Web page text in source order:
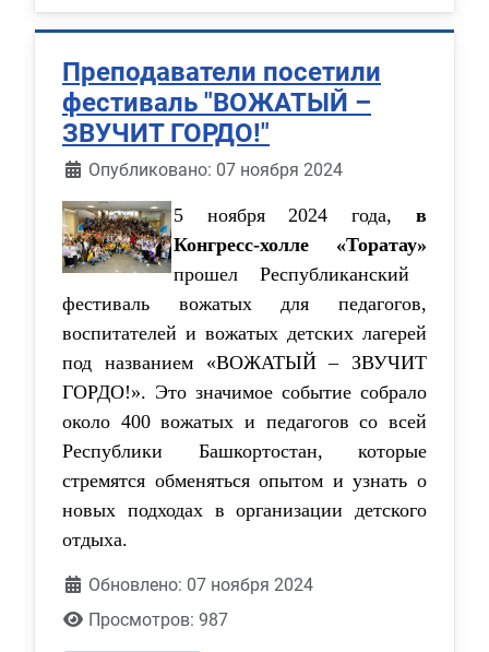
Преподаватели посетили
фестиваль "ВОЖАТЫЙ –
ЗВУЧИТ ГОРДО!"
Информация о материале
Опубликовано: 07 ноября 2024
5 ноября 2024 года, в
Конгресс-холле «Торатау»
прошел Республиканский
фестиваль вожатых для педагогов,
воспитателей и вожатых детских лагерей
под названием «ВОЖАТЫЙ – ЗВУЧИТ
ГОРДО!». Это значимое событие собрало
около 400 вожатых и педагогов со всей
Республики Башкортостан, которые
стремятся обменяться опытом и узнать о
новых подходах в организации детского
отдыха.
Обновлено: 07 ноября 2024
Просмотров: 987